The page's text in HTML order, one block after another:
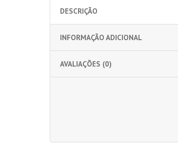
DESCRIÇÃO
INFORMAÇÃO ADICIONAL
AVALIAÇÕES (0)